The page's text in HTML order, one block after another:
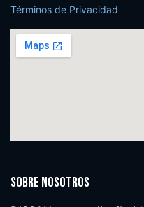
Términos de Privacidad
Sobre nosotros